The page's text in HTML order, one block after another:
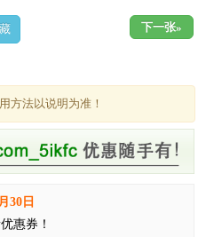
下一张»
方法以说明为准！
30日
惠券！